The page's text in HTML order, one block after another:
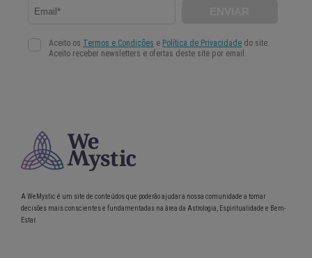
A WeMystic é um site de conteúdos que poderão ajudar a nossa comunidade a tomar
decisões mais conscientes e fundamentadas na área da Astrologia, Espiritualidade e Bem-
Estar.